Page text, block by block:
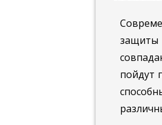
защиты
пойдут